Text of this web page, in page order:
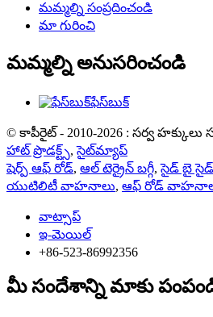
మమ్మల్ని సంప్రదించండి
మా గురించి
మమ్మల్ని అనుసరించండి
ఫేస్‌బుక్
© కాపీరైట్ - 2010-2026 : సర్వ హక్కులు
హాట్ ప్రొడక్ట్స్,సైట్‌మ్యాప్
షెర్ప్ ఆఫ్ రోడ్, ఆల్ టెర్రైన్ బగ్గీ,సైడ్ బై
యుటిలిటీ వాహనాలు, ఆఫ్ రోడ్
వాట్సాప్
ఇ-మెయిల్
+86-523-86992356
మీ సందేశాన్ని మాకు